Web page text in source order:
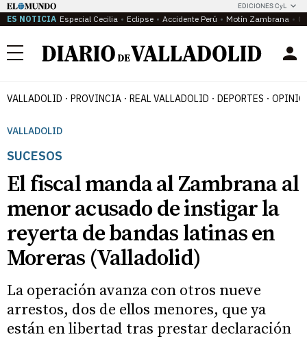
EDICIONES CyL
ES NOTICIA Especial Cecilia Eclipse Accidente Perú Motín Zambrana
Menú
VALLADOLID PROVINCIA REAL VALLADOLID DEPORTES
VALLADOLID
SUCESOS
El fiscal manda al Zambrana al
menor acusado de instigar la
reyerta de bandas latinas en
Moreras (Valladolid)
La operación avanza con otros nueve
arrestos, dos de ellos menores, que ya
están en libertad tras prestar declaración